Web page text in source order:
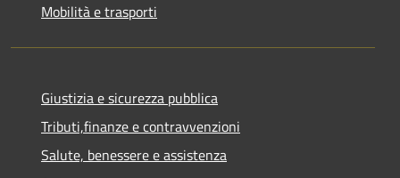
Mobilità e trasporti
Giustizia e sicurezza pubblica
Tributi,finanze e contravvenzioni
Salute, benessere e assistenza